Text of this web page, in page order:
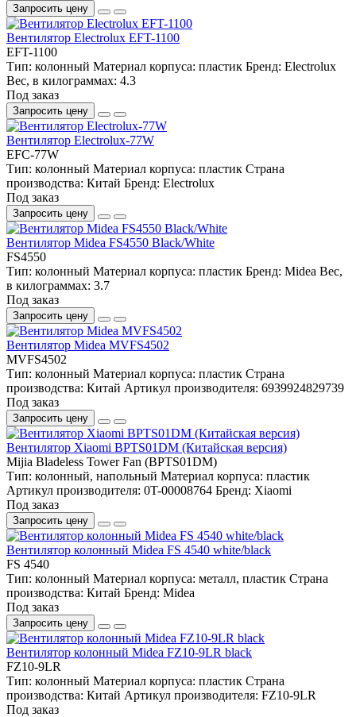
Запросить цену
Вентилятор Electrolux EFT-1100
EFT-1100
Тип: колонный Материал корпуса: пластик Бренд: Electrolux
Вес, в килограммах: 4.3
Под заказ
Запросить цену
Вентилятор Electrolux-77W
EFC-77W
Тип: колонный Материал корпуса: пластик Страна
производства: Китай Бренд: Electrolux
Под заказ
Запросить цену
Вентилятор Midea FS4550 Black/White
FS4550
Тип: колонный Материал корпуса: пластик Бренд: Midea Вес,
в килограммах: 3.7
Под заказ
Запросить цену
Вентилятор Midea MVFS4502
MVFS4502
Тип: колонный Материал корпуса: пластик Страна
производства: Китай Артикул производителя: 6939924829739
Под заказ
Запросить цену
Вентилятор Xiaomi BPTS01DM (Китайская версия)
Mijia Bladeless Tower Fan (BPTS01DM)
Тип: колонный, напольный Материал корпуса: пластик
Артикул производителя: 0T-00008764 Бренд: Xiaomi
Под заказ
Запросить цену
Вентилятор колонный Midea FS 4540 white/black
FS 4540
Тип: колонный Материал корпуса: металл, пластик Страна
производства: Китай Бренд: Midea
Под заказ
Запросить цену
Вентилятор колонный Midea FZ10-9LR black
FZ10-9LR
Тип: колонный Материал корпуса: пластик Страна
производства: Китай Артикул производителя: FZ10-9LR
Под заказ